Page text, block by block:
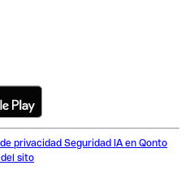
privacidad Seguridad IA en Qonto
sito